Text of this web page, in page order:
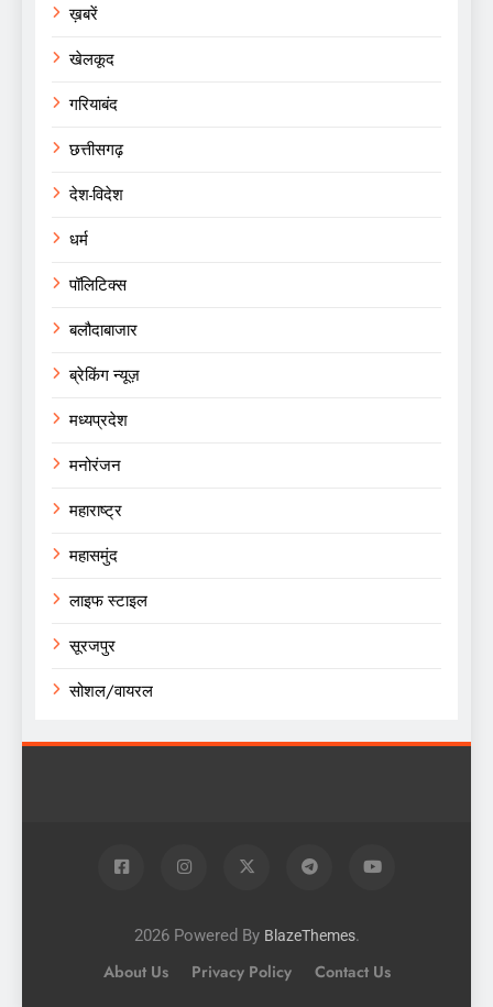
ख़बरें
खेलकूद
गरियाबंद
छत्तीसगढ़
देश-विदेश
धर्म
पॉलिटिक्स
बलौदाबाजार
ब्रेकिंग न्यूज़
मध्यप्रदेश
मनोरंजन
महाराष्ट्र
महासमुंद
लाइफ स्टाइल
सूरजपुर
सोशल/वायरल
2026 Powered By BlazeThemes.
About Us Privacy Policy Contact Us